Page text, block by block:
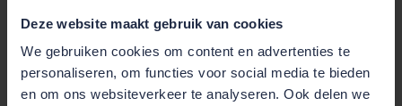
Deze website maakt gebruik van cookies
We gebruiken cookies om content en advertenties te
personaliseren, om functies voor social media te bieden
en om ons websiteverkeer te analyseren. Ook delen we
Publicaties